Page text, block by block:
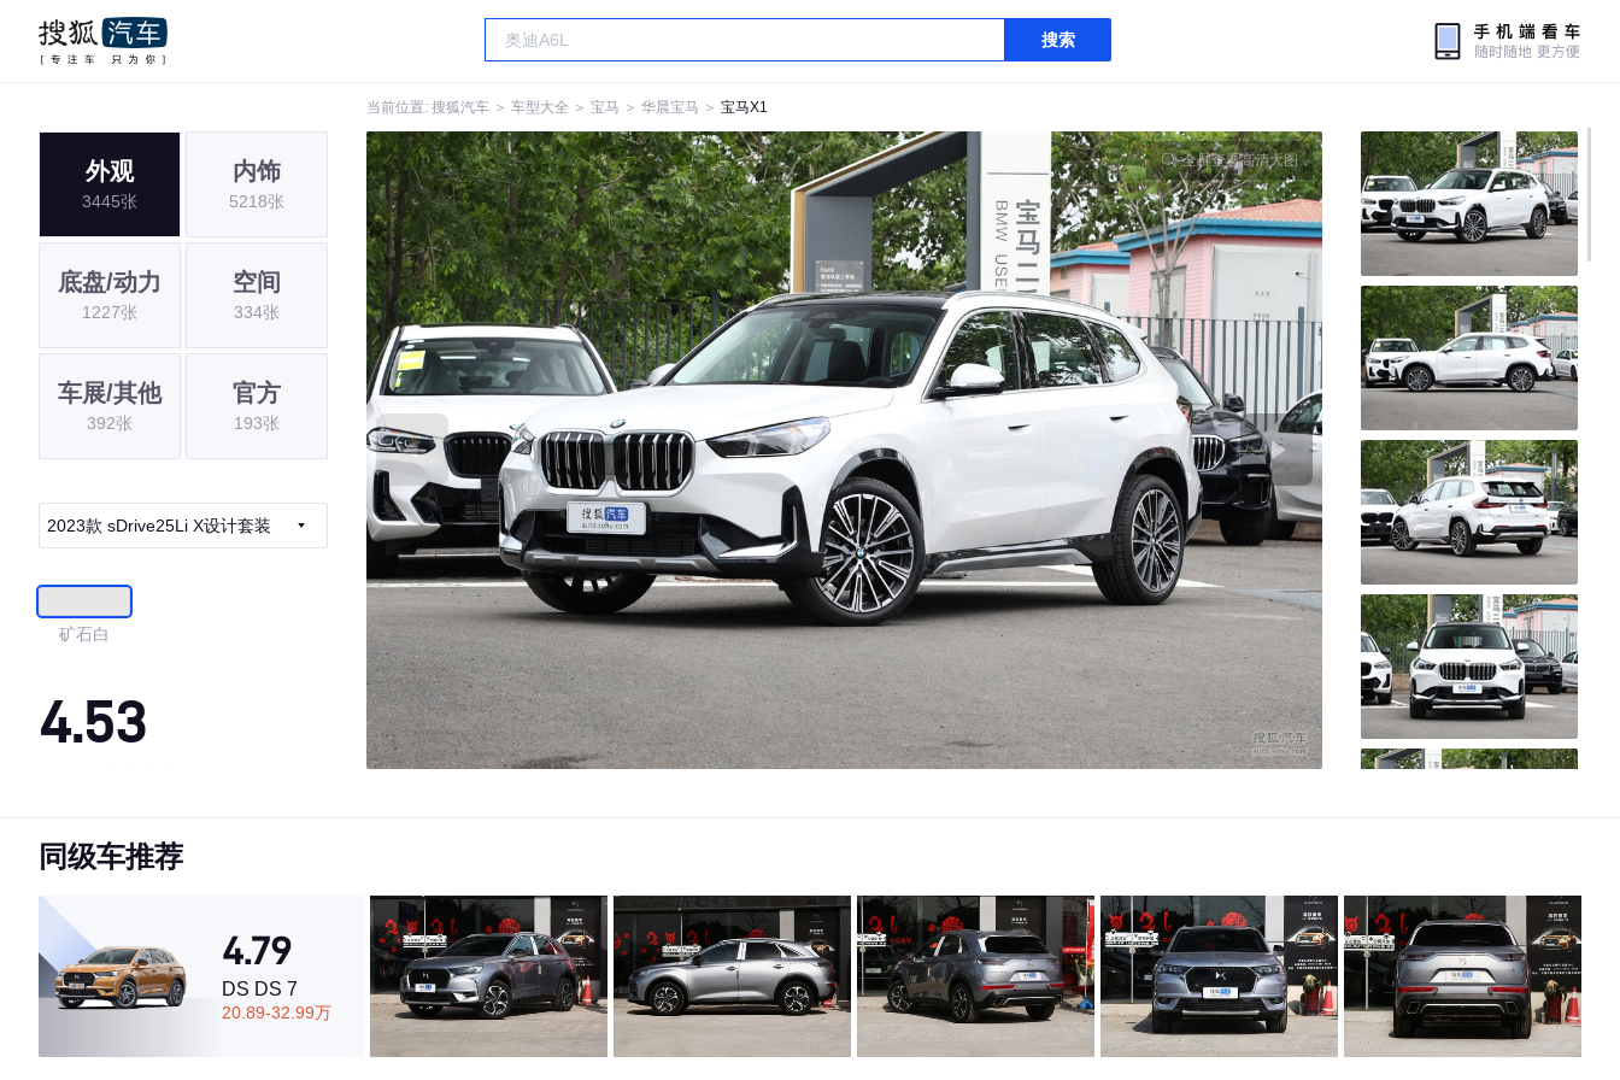
搜索
当前位置: 搜狐汽车 ＞ 车型大全 ＞ 宝马 ＞ 华晨宝马 ＞ 宝马X1
外观
3445张
内饰
5218张
底盘/动力
1227张
空间
334张
车展/其他
392张
官方
193张
2023款 sDrive25Li X设计套装
矿石白
4.53
·内饰表现一般，低于86%同级车
·空间表现较为优秀，优于64%同级车
全屏查看高清大图
同级车推荐
4.79
DS DS 7
20.89-32.99万